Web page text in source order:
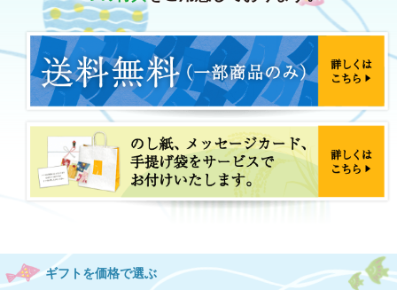
ギフトを価格で選ぶ